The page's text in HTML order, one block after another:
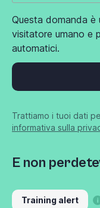
Questa domanda è
visitatore umano e
automatici.
Trattiamo i tuoi dati
informativa sulla
E non
Training alert